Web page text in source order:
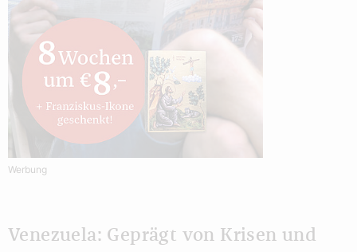
Werbung
Venezuela: Geprägt von Krisen und